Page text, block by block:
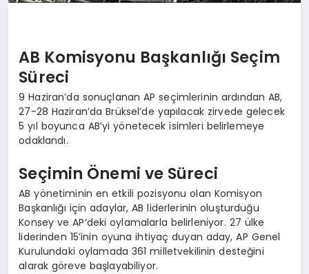
AB Komisyonu Başkanlığı Seçim
Süreci
9 Haziran’da sonuçlanan AP seçimlerinin ardından AB,
27-28 Haziran’da Brüksel’de yapılacak zirvede gelecek
5 yıl boyunca AB’yi yönetecek isimleri belirlemeye
odaklandı.
Seçimin Önemi ve Süreci
AB yönetiminin en etkili pozisyonu olan Komisyon
Başkanlığı için adaylar, AB liderlerinin oluşturduğu
Konsey ve AP’deki oylamalarla belirleniyor. 27 ülke
liderinden 15’inin oyuna ihtiyaç duyan aday, AP Genel
Kurulundaki oylamada 361 milletvekilinin desteğini
alarak göreve başlayabiliyor.